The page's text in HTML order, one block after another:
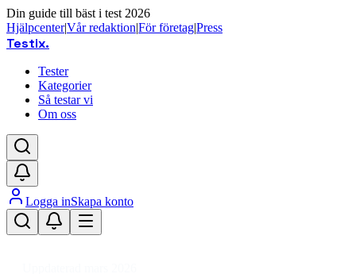
Din guide till bäst i test 2026
Hjälpcenter|Vår redaktion|För företag|Press
Testix.
Tester
Kategorier
Så testar vi
Om oss
Logga inSkapa konto